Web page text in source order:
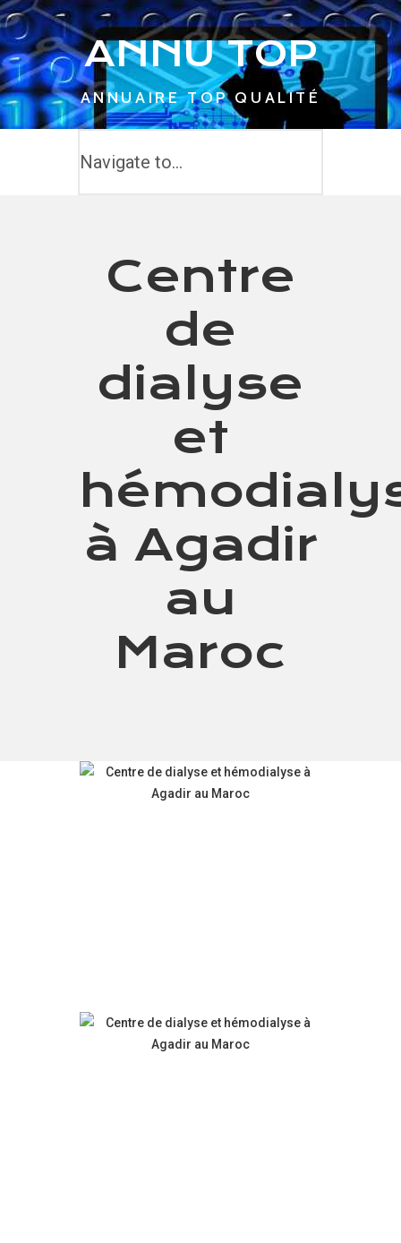
ANNU TOP
ANNUAIRE TOP QUALITÉ
Centre
de
dialyse
et
à Agadir
au
Maroc
Panneau de gestion des cookies